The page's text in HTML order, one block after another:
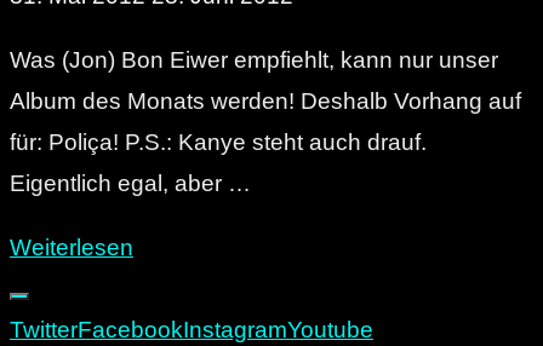
Was (Jon) Bon Eiwer empfiehlt, kann nur unser
Album des Monats werden! Deshalb Vorhang auf
für: Poliça! P.S.: Kanye steht auch drauf.
Eigentlich egal, aber …
Weiterlesen
des
TwitterFacebookInstagramYoutube